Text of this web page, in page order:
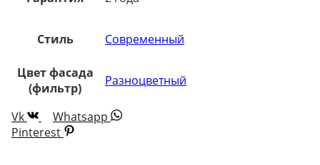
Стиль Современный
Цвет фасада
(фильтр)
Разноцветный
Vk
Whatsapp
Pinterest